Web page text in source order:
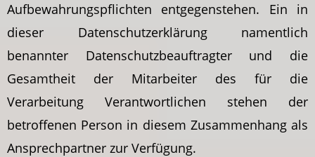
Aufbewahrungspflichten entgegenstehen. Ein in
dieser Datenschutzerklärung namentlich
benannter Datenschutzbeauftragter und die
Gesamtheit der Mitarbeiter des für die
Verarbeitung Verantwortlichen stehen der
betroffenen Person in diesem Zusammenhang als
Ansprechpartner zur Verfügung.